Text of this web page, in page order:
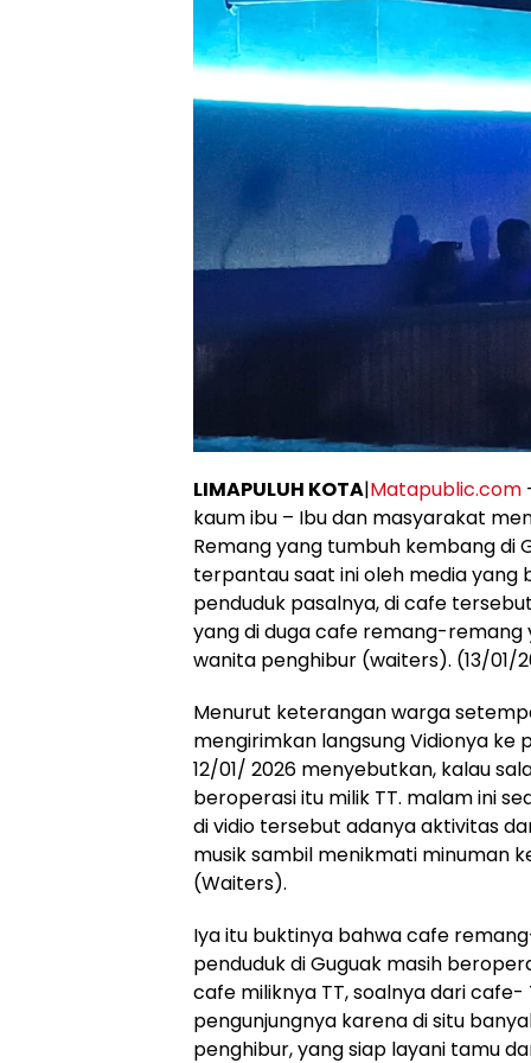
LIMAPULUH KOTA|Matapublic.com
kaum ibu – Ibu dan masyarakat
Remang yang tumbuh kembang di
terpantau saat ini oleh media
penduduk pasalnya, di cafe
yang di duga cafe remang-
wanita penghibur (waiters). (13/01/
Menurut keterangan warga
mengirimkan langsung Vidionya
12/01/ 2026 menyebutkan, kalau
beroperasi itu milik TT. malam ini
di vidio tersebut adanya aktivitas
musik sambil menikmati minuman
(Waiters).
Iya itu buktinya bahwa cafe
penduduk di Guguak masih
cafe miliknya TT, soalnya dari
pengunjungnya karena di situ
penghibur, yang siap layani tamu